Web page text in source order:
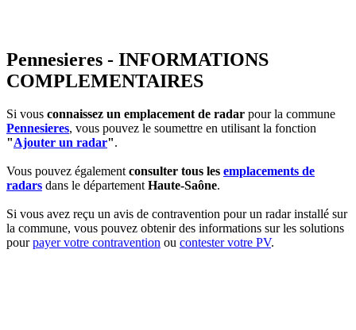
Pennesieres - INFORMATIONS
COMPLEMENTAIRES
Si vous connaissez un emplacement de radar pour la commune
Pennesieres, vous pouvez le soumettre en utilisant la fonction
"Ajouter un radar".
Vous pouvez égalementconsulter tous les emplacements de
radars dans le départementHaute-Saône.
Si vous avez reçu un avis de contravention pour un radar installé sur
la commune, vous pouvez obtenir des informations sur les solutions
pourpayer votre contravention ou contester votre PV.